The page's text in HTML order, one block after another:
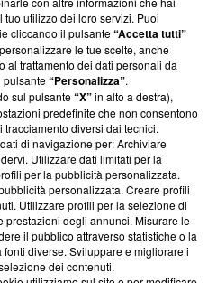
ma ha richiesto di farne
effettuato una verifica di
Via Carlo Frasca, 3 - 6900
utilizzo dei loro servizi. Puoi
cliccando il pulsante“Accetta tutti”
le tue scelte, anche
al trattamento dei dati personali da
pulsante“Personalizza”.
sul pulsante“X”in alto a destra),
predefinite che non consentono
tracciamento diversi dai tecnici.
di navigazione per: Archiviare
Utilizzare dati limitati per la
per la pubblicità personalizzata.
personalizzata. Creare profili
Utilizzare profili per la selezione di
prestazioni degli annunci. Misurare le
il pubblico attraverso statistiche o la
diverse. Sviluppare e migliorare i
dei contenuti.